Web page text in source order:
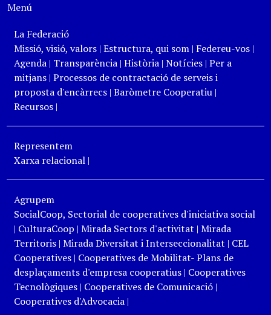
Menú
La Federació
Missió, visió, valors| Estructura, qui som| Federeu-vos|
Agenda | Transparència| Història| Notícies | Per a
mitjans| Processos de contractació de serveis i
proposta d'encàrrecs| Baròmetre Cooperatiu|
Recursos|
Representem
Xarxa relacional|
Agrupem
SocialCoop, Sectorial de cooperatives d'iniciativa social
| CulturaCoop | Mirada Sectors d'activitat | Mirada
Territoris| Mirada Diversitat i Interseccionalitat | CEL
Cooperatives| Cooperatives de Mobilitat- Plans de
desplaçaments d'empresa cooperatius| Cooperatives
Tecnològiques| Cooperatives de Comunicació|
Cooperatives d'Advocacia|